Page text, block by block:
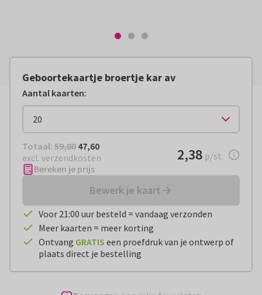
Geboortekaartje broertje kar av
Aantal kaarten:
Totaal: € 47,60
Totaal: 59,80 47,60
excl. verzendkosten
€ 2,38per stuk
2,38 p/st.
Bereken je prijs
Bewerk je kaart
Voor 21:00 uur besteld = vandaag verzonden
Meer kaarten = meer korting
Ontvang GRATIS een proefdruk van je ontwerp of
plaats direct je bestelling